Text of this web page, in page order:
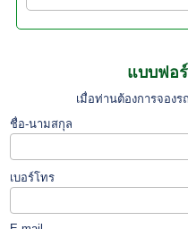
แบบฟอ
เมื่อท่านต้องการจอง
ชื่อ-นามสกุล
เบอร์โทร